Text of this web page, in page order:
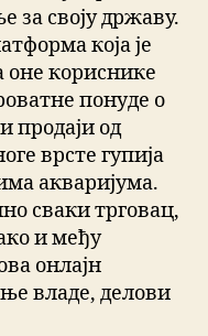
за своју државу.
која је
оне кориснике
понуде о
продаји од
врсте гупија
акваријума.
сваки трговац,
и међу
онлајн
владе, делови